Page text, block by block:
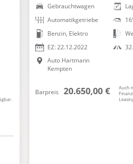
Gebrauchtwagen
Automatikgetriebe
Benzin, Elektro
EZ: 22.12.2022
Auto Hartmann
Kempten
Barpreis 20.650,00 €
Auch